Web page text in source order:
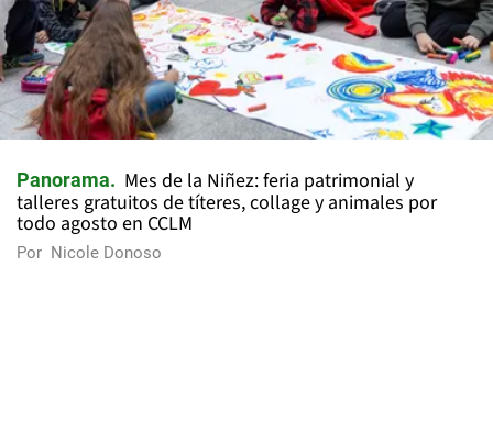
Panorama
Mes de la Niñez: feria patrimonial y
talleres gratuitos de títeres, collage y animales por
todo agosto en CCLM
Por Nicole Donoso